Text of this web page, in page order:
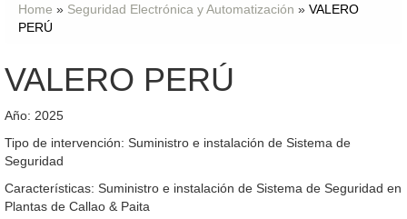
Home » Seguridad Electrónica y Automatización » VALERO
PERÚ
VALERO PERÚ
Año: 2025
Tipo de intervención: Suministro e instalación de Sistema de
Seguridad
Características: Suministro e instalación de Sistema de Seguridad en
Plantas de Callao & Paita